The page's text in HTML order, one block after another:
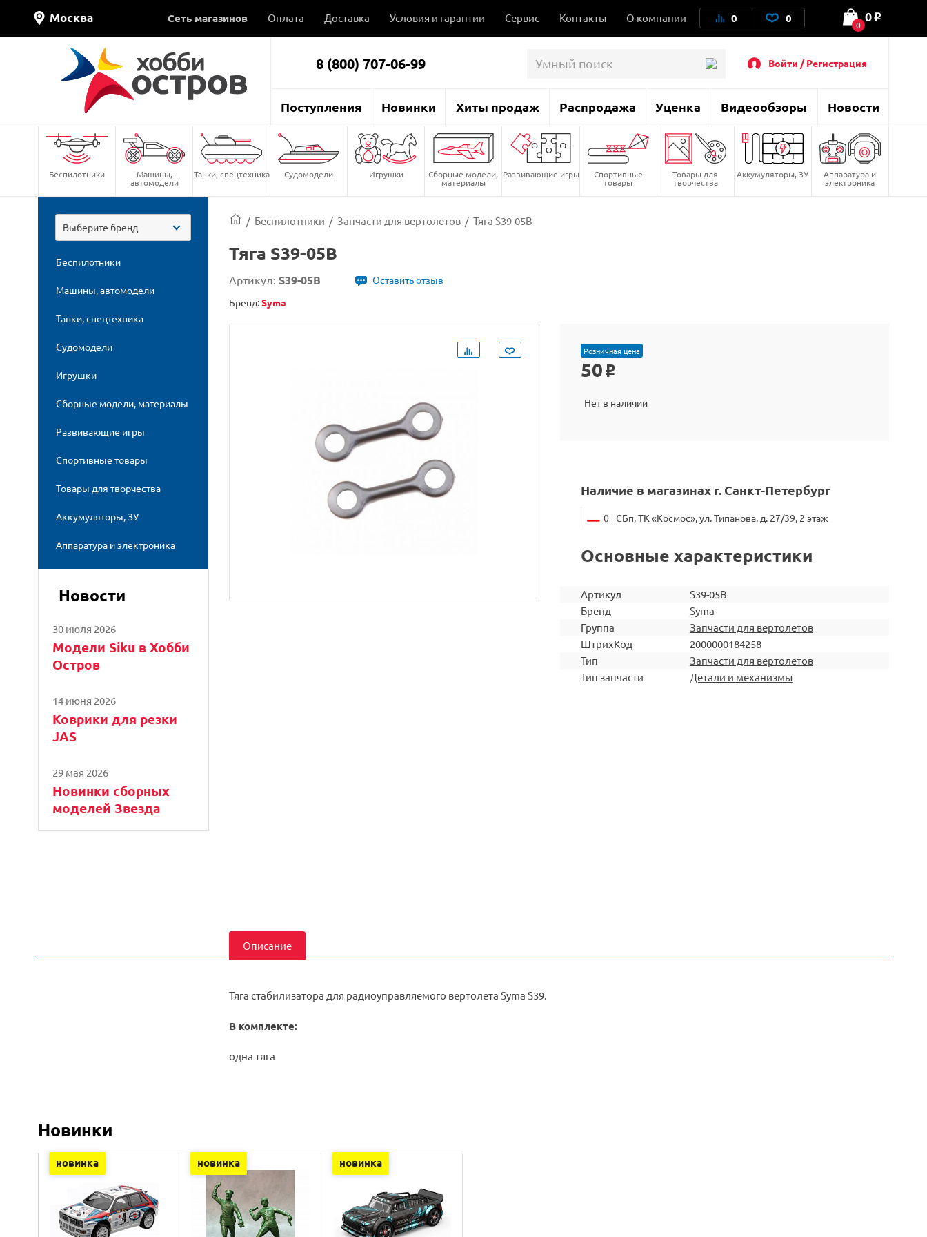
Москва Сеть магазинов Оплата Доставка Условия и гарантии Сервис Контакты О компании 0 0 0
0 o
8 (800) 707-06-99 Войти / Регистрация
Поступления Новинки Хиты продаж Распродажа Уценка Видеообзоры Новости
Беспилотники Машины,
автомодели
Танки, спецтехника Судомодели Игрушки Сборные модели,
материалы
Развивающие игры Спортивные
товары
Товары для
творчества
Аккумуляторы, ЗУ Аппаратура и
электроника
Выберите бренд
Беспилотники
Машины, автомодели
Танки, спецтехника
Судомодели
Игрушки
Сборные модели, материалы
Развивающие игры
Спортивные товары
Товары для творчества
Аккумуляторы, ЗУ
Аппаратура и электроника
Новости
30 июля 2026
Модели Siku в Хобби
Остров
14 июня 2026
Коврики для резки
JAS
29 мая 2026
Новинки сборных
моделей Звезда
/ Беспилотники / Запчасти для вертолетов / Тяга S39-05B
Тяга S39-05B
Артикул: S39-05B
Оставить отзыв
Бренд:Syma
Розничная цена
50 o
Нет в наличии
Наличие в магазинах г. Санкт-Петербург
0 СБп, ТК «Космос», ул. Типанова, д. 27/39, 2 этаж
Основные характеристики
Артикул
S39-05B
Бренд
Syma
Группа
Запчасти для вертолетов
ШтрихКод
2000000184258
Тип
Запчасти для вертолетов
Тип запчасти
Детали и механизмы
Описание
Тяга стабилизатора для радиоуправляемого вертолета Syma S39.
В комплекте:
одна тяга
Новинки
новинка новинка новинка